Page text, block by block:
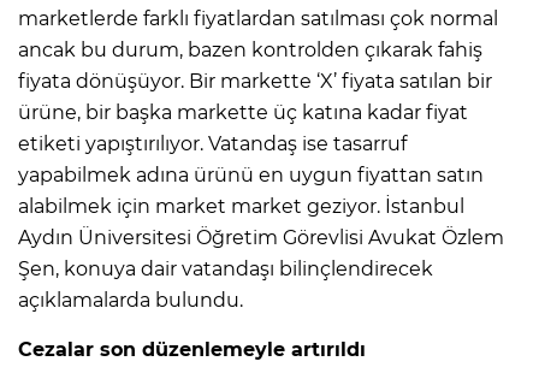
marketlerde farklı fiyatlardan satılması çok normal
ancak bu durum, bazen kontrolden çıkarak fahiş
fiyata dönüşüyor. Bir markette ‘X’ fiyata satılan bir
ürüne, bir başka markette üç katına kadar fiyat
etiketi yapıştırılıyor. Vatandaş ise tasarruf
yapabilmek adına ürünü en uygun fiyattan satın
alabilmek için market market geziyor. İstanbul
Aydın Üniversitesi Öğretim Görevlisi Avukat Özlem
Şen, konuya dair vatandaşı bilinçlendirecek
açıklamalarda bulundu.
Cezalar son düzenlemeyle artırıldı